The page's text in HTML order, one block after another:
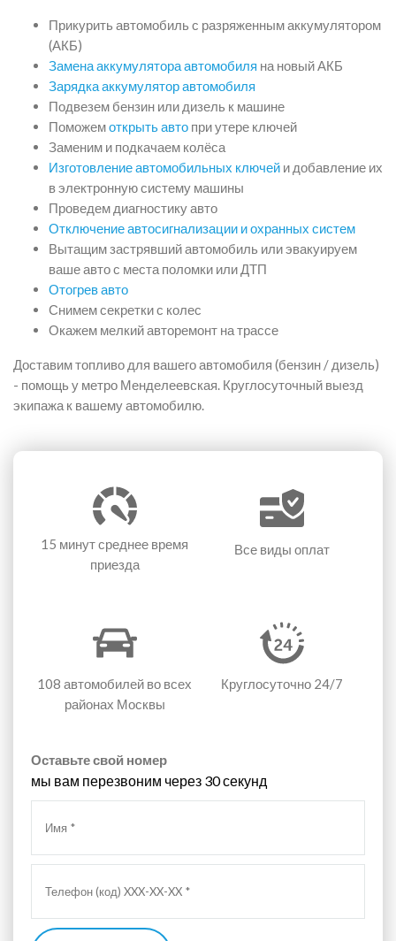
Прикурить автомобиль с разряженным аккумулятором
(АКБ)
Замена аккумулятора автомобиля на новый АКБ
Зарядка аккумулятор автомобиля
Подвезем бензин или дизель к машине
Поможемоткрыть авто при утере ключей
Заменим и подкачаем колёса
Изготовление автомобильных ключей и добавление их
в электронную систему машины
Проведем диагностику авто
Отключение автосигнализации и охранных систем
Вытащим застрявший автомобиль или эвакуируем
ваше авто с места поломки или ДТП
Отогрев авто
Снимем секретки с колес
Окажем мелкий авторемонт на трассе
Доставим топливо для вашего автомобиля (бензин / дизель)
- помощь у метро Менделеевская. Круглосуточный выезд
экипажа к вашему автомобилю.
15 минутсреднее время
приезда
Все виды оплат
108 автомобилей во всех
районах Москвы
Круглосуточно 24/7
Оставьте свой номер
мы вам перезвоним через 30 секунд